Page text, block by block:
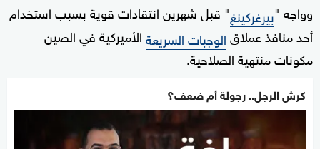
وواجه "بيرغركينغ" قبل شهرين انتقادات قوية بسبب استخدام
أحد منافذ عملاقالوجبات السريعةالأميركية في الصين
مكونات منتهية الصلاحية.
كرش الرجل.. رجولة أم ضعف؟